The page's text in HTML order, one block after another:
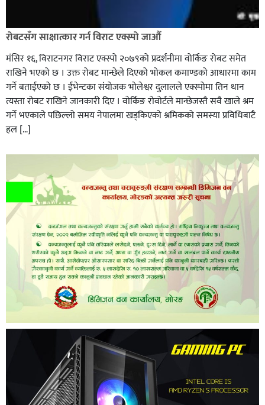
रोबटसँग साक्षात्कार गर्न विराट एक्स्पो जाऔं
मंसिर १६, विराटनगर विराट एक्स्पो २०७९को प्रदर्शनीमा वोर्किङ रोबट समेत
राखिने भएको छ । उक्त रोबट मान्छेले दिएको भोकल कमाण्डको आधारमा काम
गर्ने बताईएको छ । ईभेन्टका संयोजक भोलेश्वर दुलालले एक्स्पोमा तिन थान
त्यस्ता रोबट राखिने जानकारी दिए । वोर्किङ रोवोर्टले मान्छेजस्तै सवै खाले श्रम
गर्ने भएकाले पछिल्लो समय नेपालमा खड्किएको श्रमिकको समस्या प्रविधिबाटै
हल […]